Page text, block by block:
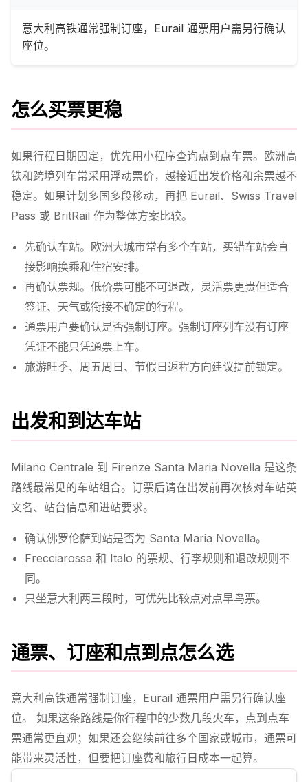
意大利高铁通常强制订座，Eurail 通票用户需另行确认
座位。
怎么买票更稳
如果行程日期固定，优先用小程序查询点到点车票。欧洲高
铁和跨境列车常采用浮动票价，越接近出发价格和余票越不
稳定。如果计划多国多段移动，再把 Eurail、Swiss Travel
Pass 或 BritRail 作为整体方案比较。
先确认车站。欧洲大城市常有多个车站，买错车站会直
接影响换乘和住宿安排。
再确认票规。低价票可能不可退改，灵活票更贵但适合
签证、天气或衔接不确定的行程。
通票用户要确认是否强制订座。强制订座列车没有订座
凭证不能只凭通票上车。
旅游旺季、周五周日、节假日返程方向建议提前锁定。
出发和到达车站
Milano Centrale 到 Firenze Santa Maria Novella 是这条
路线最常见的车站组合。订票后请在出发前再次核对车站英
文名、站台信息和进站要求。
确认佛罗伦萨到站是否为 Santa Maria Novella。
Frecciarossa 和 Italo 的票规、行李规则和退改规则不
同。
只坐意大利两三段时，可优先比较点对点早鸟票。
通票、订座和点到点怎么选
意大利高铁通常强制订座，Eurail 通票用户需另行确认座
位。 如果这条路线是你行程中的少数几段火车，点到点车
票通常更直观；如果还会继续前往多个国家或城市，通票可
能带来灵活性，但要把订座费和旅行日成本一起算。